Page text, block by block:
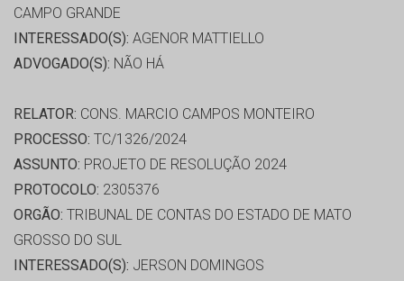
CAMPO GRANDE
INTERESSADO(S): AGENOR MATTIELLO
ADVOGADO(S): NÃO HÁ
RELATOR: CONS. MARCIO CAMPOS MONTEIRO
PROCESSO: TC/1326/2024
ASSUNTO: PROJETO DE RESOLUÇÃO 2024
PROTOCOLO: 2305376
ORGÃO: TRIBUNAL DE CONTAS DO ESTADO DE MATO
GROSSO DO SUL
INTERESSADO(S): JERSON DOMINGOS